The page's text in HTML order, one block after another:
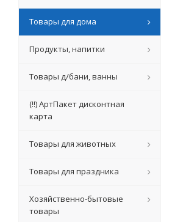
Товары для дома
Продукты, напитки
Товары д/бани, ванны
(!!) АртПакет дисконтная
карта
Товары для животных
Товары для праздника
Хозяйственно-бытовые
товары